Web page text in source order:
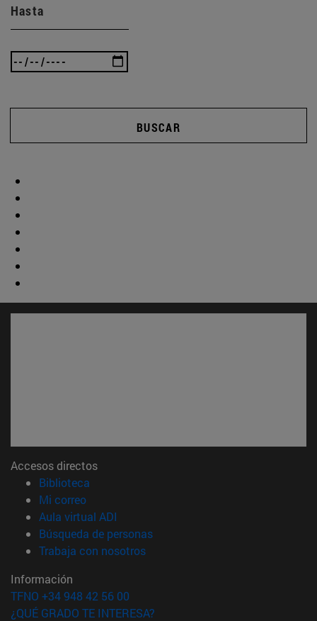
Hasta
BUSCAR
Accesos directos
Biblioteca
Mi correo(abre en nueva ventana)
Aula virtual ADI
Búsqueda de personas(abre en nueva ventana)
Trabaja con nosotros(abre en nueva ventana)
Información
TFNO +34 948 42 56 00
¿QUÉ GRADO TE INTERESA?